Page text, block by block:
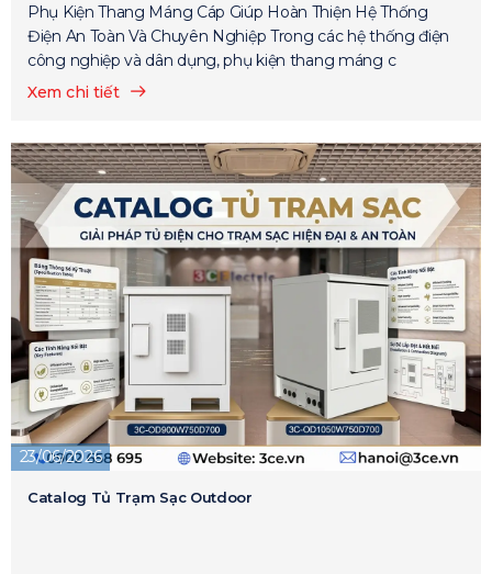
Phụ Kiện Thang Máng Cáp Giúp Hoàn Thiện Hệ Thống
Điện An Toàn Và Chuyên Nghiệp Trong các hệ thống điện
công nghiệp và dân dụng, phụ kiện thang máng c
Xem chi tiết
23/06/2026
Catalog Tủ Trạm Sạc Outdoor